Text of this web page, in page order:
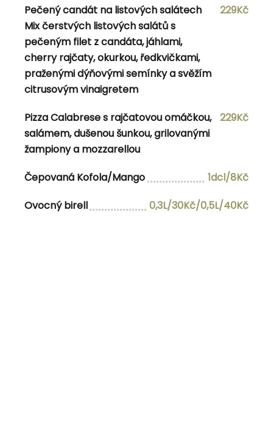
Pečený candát na listových salátech
Mix čerstvých listových salátů s
pečeným filet z candáta, jáhlami,
cherry rajčaty, okurkou, ředkvičkami,
praženými dýňovými semínky a svěžím
citrusovým vinaigretem
229Kč
Pizza Calabrese s rajčatovou omáčkou,
salámem, dušenou šunkou, grilovanými
žampiony a mozzarellou
229Kč
Čepovaná Kofola/Mango
1dcl/8Kč
Ovocný birell
0,3L/30Kč/0,5L/40Kč